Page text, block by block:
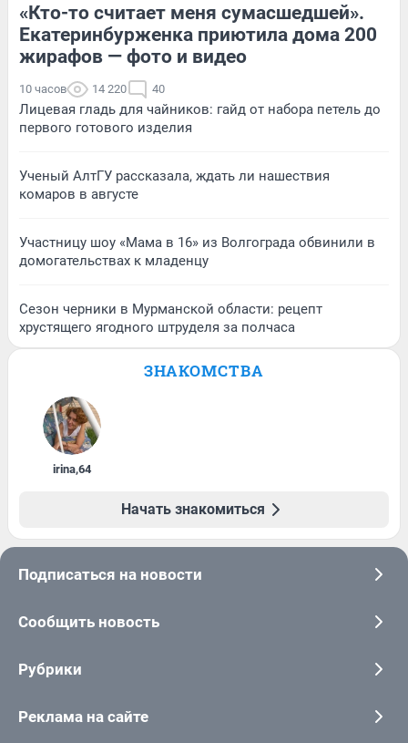
«Кто-то считает меня сумасшедшей».
Екатеринбурженка приютила дома 200
жирафов — фото и видео
10 часов 14 220 40
Лицевая гладь для чайников: гайд от набора петель до
первого готового изделия
Ученый АлтГУ рассказала, ждать ли нашествия
комаров в августе
Участницу шоу «Мама в 16» из Волгограда обвинили в
домогательствах к младенцу
Сезон черники в Мурманской области: рецепт
хрустящего ягодного штруделя за полчаса
ЗНАКОМСТВА
irina,64
Начать знакомиться
Подписаться на новости
Сообщить новость
Рубрики
Реклама на сайте